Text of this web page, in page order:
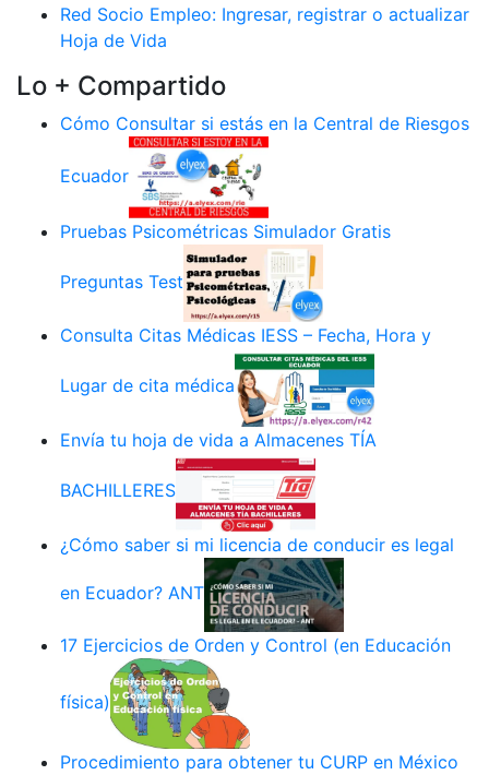
Red Socio Empleo: Ingresar, registrar o actualizar
Hoja de Vida
Lo + Compartido
Cómo Consultar si estás en la Central de Riesgos
Ecuador
Pruebas Psicométricas Simulador Gratis
Preguntas Test
Consulta Citas Médicas IESS – Fecha, Hora y
Lugar de cita médica
Envía tu hoja de vida a Almacenes TÍA
BACHILLERES
¿Cómo saber si mi licencia de conducir es legal
en Ecuador? ANT
17 Ejercicios de Orden y Control (en Educación
física)
Procedimiento para obtener tu CURP en México